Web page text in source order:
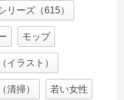
リーズ（615）
モップ
イラスト）
清掃） 若い女性